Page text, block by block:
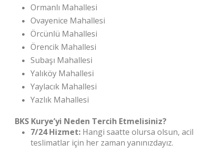
Ormanlı Mahallesi
Ovayenice Mahallesi
Örcünlü Mahallesi
Örencik Mahallesi
Subaşı Mahallesi
Yalıköy Mahallesi
Yaylacık Mahallesi
Yazlık Mahallesi
BKS Kurye’yi Neden Tercih Etmelisiniz?
7/24 Hizmet: Hangi saatte olursa olsun, acil
teslimatlar için her zaman yanınızdayız.